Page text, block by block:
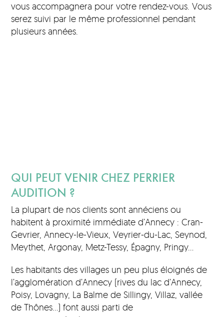
vous accompagnera pour votre rendez-vous. Vous
serez suivi par le même professionnel pendant
plusieurs années.
QUI PEUT VENIR CHEZ PERRIER
AUDITION ?
La plupart de nos clients sont annéciens ou
habitent à proximité immédiate d’Annecy : Cran-
Gevrier, Annecy-le-Vieux, Veyrier-du-Lac, Seynod,
Meythet, Argonay, Metz-Tessy, Épagny, Pringy…
Les habitants des villages un peu plus éloignés de
l’agglomération d’Annecy (rives du lac d’Annecy,
Poisy, Lovagny, La Balme de Sillingy, Villaz, vallée
de Thônes…) font aussi parti de